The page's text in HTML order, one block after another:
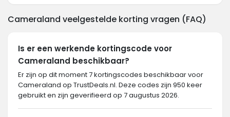
Cameraland veelgestelde korting vragen (FAQ)
Is er een werkende kortingscode voor
Cameraland beschikbaar?
Er zijn op dit moment 7 kortingscodes beschikbaar voor
Cameraland op TrustDeals.nl. Deze codes zijn 950 keer
gebruikt en zijn geverifieerd op 7 augustus 2026.